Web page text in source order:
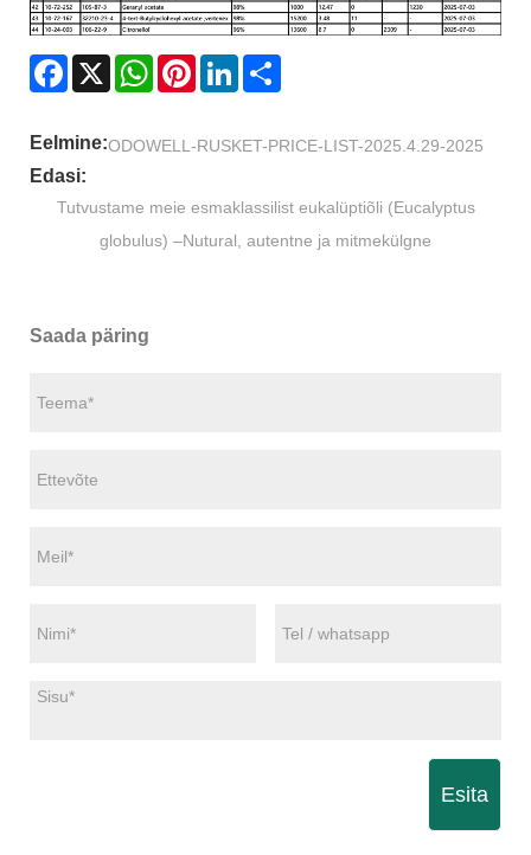
Facebook
X WhatsAppPinterestLinkedIn
Eelmine:ODOWELL-RUSKET-PRICE-LIST-2025.4.29-2025
Edasi:
Tutvustame meie esmaklassilist eukalüptiõli (Eucalyptus
globulus) –Nutural, autentne ja mitmekülgne
Saada päring
Esita